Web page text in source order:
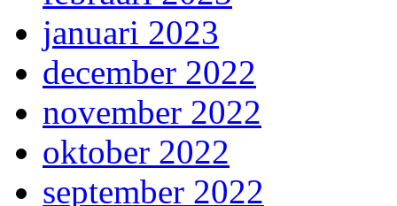
januari 2023
december 2022
november 2022
oktober 2022
september 2022